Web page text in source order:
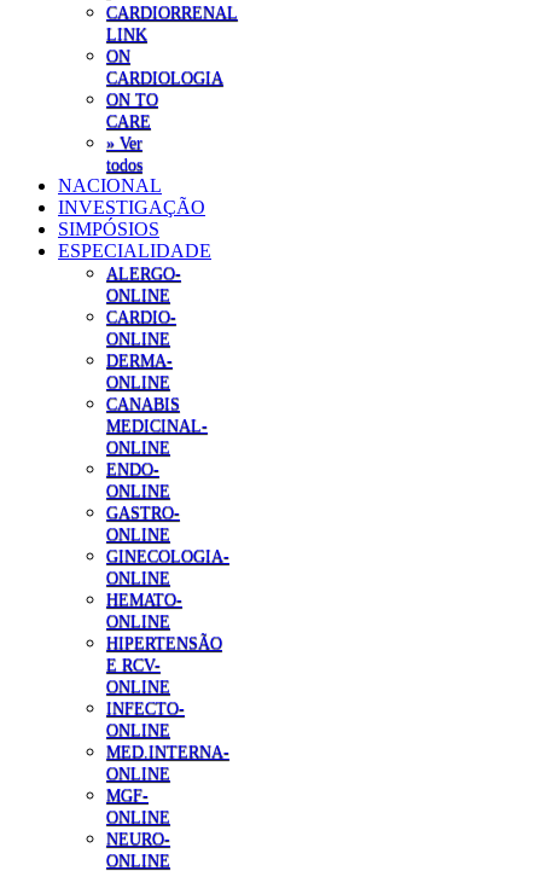
CARDIORRENAL
LINK
ON
CARDIOLOGIA
ON TO
CARE
» Ver
todos
NACIONAL
INVESTIGAÇÃO
SIMPÓSIOS
ESPECIALIDADE
ALERGO-
ONLINE
CARDIO-
ONLINE
DERMA-
ONLINE
CANABIS
MEDICINAL-
ONLINE
ENDO-
ONLINE
GASTRO-
ONLINE
GINECOLOGIA-
ONLINE
HEMATO-
ONLINE
HIPERTENSÃO
E RCV-
ONLINE
INFECTO-
ONLINE
MED.INTERNA-
ONLINE
MGF-
ONLINE
NEURO-
ONLINE